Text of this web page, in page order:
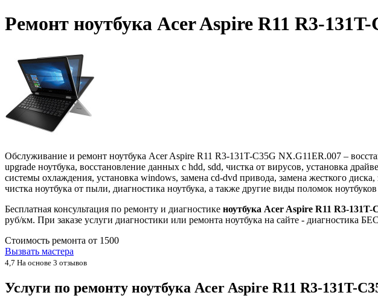
Ремонт ноутбука Acer Aspire R11 R3-
Обслуживание и ремонт ноутбука Acer Aspire R11 R3-131T-C35G NX.G11ER.007 –
upgrade ноутбука, восстановление данных с hdd, sdd, чистка от вирусов, установка
системы охлаждения, установка windows, замена cd-dvd привода, замена жесткого
чистка ноутбука от пыли, диагностика ноутбука, а также другие виды поломок
Бесплатная консультация по ремонту и диагностике ноутбука Acer Aspire R11 R3-
руб/км. При заказе услуги диагностики или ремонта ноутбука на сайте - диагностика
Стоимость ремонта от 1500
Вызвать мастера
4,7 На основе 3 отзывов
Услуги по ремонту ноутбука Acer Aspire R11 R3-131T-